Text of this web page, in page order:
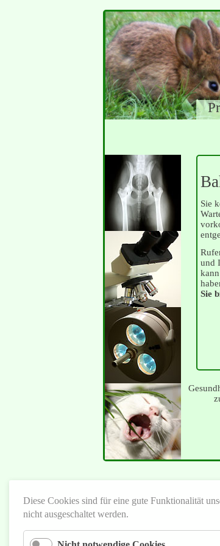
Sie
und
Sie
Diese Cookies sind für eine gute Funktionalität
nicht ausgeschaltet werden.